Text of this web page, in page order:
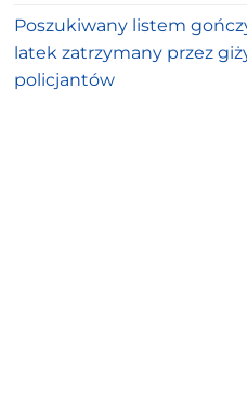
Poszukiwany listem
latek zatrzymany przez
policjantów